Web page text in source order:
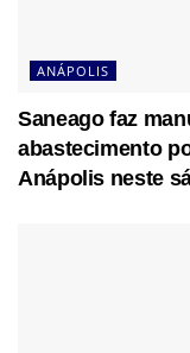
ANÁPOLIS
Saneago faz
abastecimento
Anápolis neste